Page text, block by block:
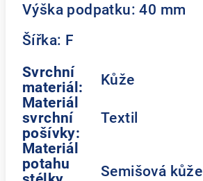
Výška podpatku: 40 mm
Šířka: F
Svrchní
materiál:
Kůže
Materiál
svrchní
pošívky:
Textil
Materiál
potahu
Semišová kůže